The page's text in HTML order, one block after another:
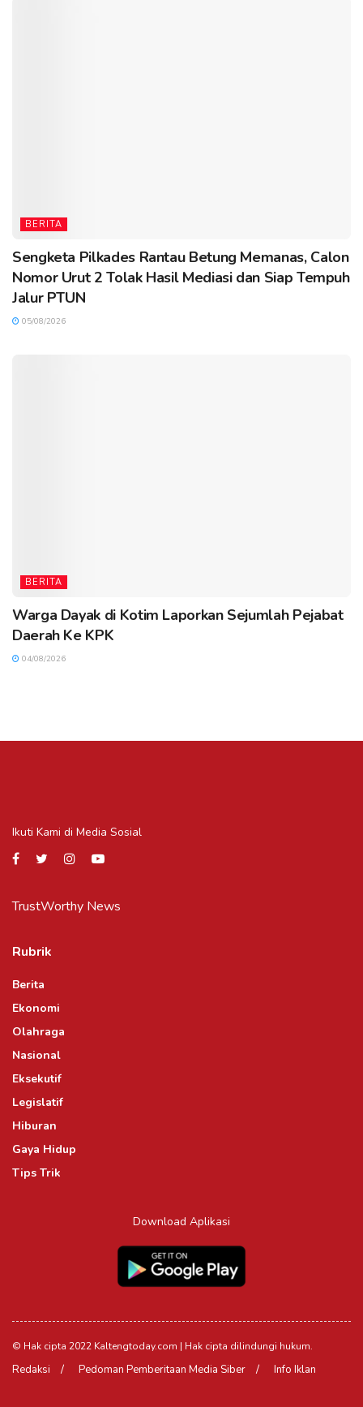
BERITA
Sengketa Pilkades Rantau Betung Memanas, Calon
Nomor Urut 2 Tolak Hasil Mediasi dan Siap Tempuh
Jalur PTUN
05/08/2026
BERITA
Warga Dayak di Kotim Laporkan Sejumlah Pejabat
Daerah Ke KPK
04/08/2026
Ikuti Kami di Media Sosial
TrustWorthy News
Rubrik
Berita
Ekonomi
Olahraga
Nasional
Eksekutif
Legislatif
Hiburan
Gaya Hidup
Tips Trik
Download Aplikasi
© Hak cipta 2022 Kaltengtoday.com | Hak cipta dilindungi hukum.
Redaksi Pedoman Pemberitaan Media Siber Info Iklan